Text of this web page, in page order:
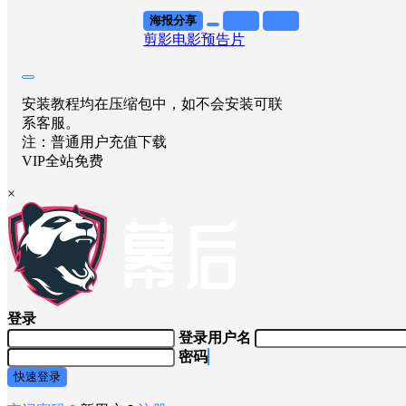
海报分享
剪影电影预告片
安装教程均在压缩包中，如不会安装可联
系客服。
注：普通用户充值下载
VIP全站免费
×
登录
登录用户名
密码
快速登录